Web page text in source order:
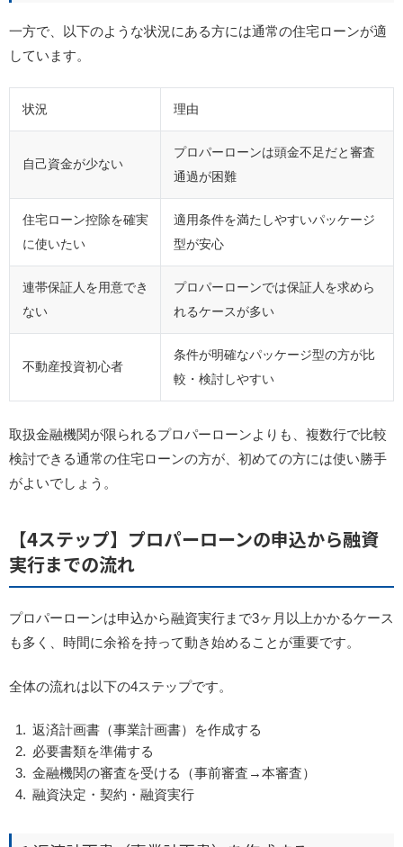
一方で、以下のような状況にある方には通常の住宅ローンが適
しています。
状況 理由
自己資金が少ない
プロパーローンは頭金不足だと審査
通過が困難
住宅ローン控除を確実
に使いたい
適用条件を満たしやすいパッケージ
型が安心
連帯保証人を用意でき
ない
プロパーローンでは保証人を求めら
れるケースが多い
不動産投資初心者
条件が明確なパッケージ型の方が比
較・検討しやすい
取扱金融機関が限られるプロパーローンよりも、複数行で比較
検討できる通常の住宅ローンの方が、初めての方には使い勝手
がよいでしょう。
【4ステップ】プロパーローンの申込から融資
実行までの流れ
プロパーローンは申込から融資実行まで3ヶ月以上かかるケース
も多く、時間に余裕を持って動き始めることが重要です。
全体の流れは以下の4ステップです。
返済計画書（事業計画書）を作成する
必要書類を準備する
金融機関の審査を受ける（事前審査→本審査）
融資決定・契約・融資実行